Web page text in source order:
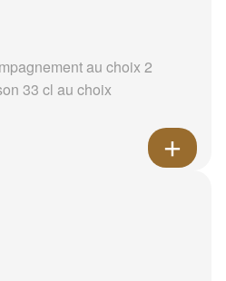
au choix 2
33 cl au choix